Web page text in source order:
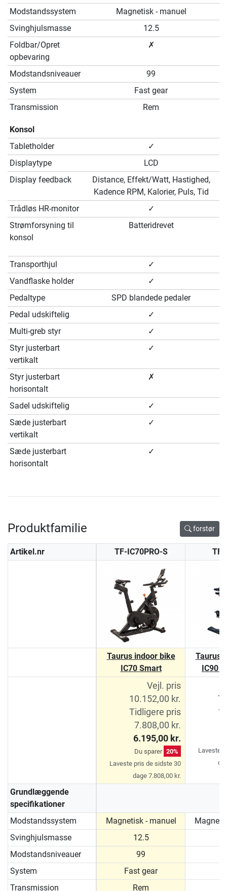
Modstandssystem
Magnetisk - manuel
Svinghjulsmasse
12.5
Foldbar/Opret
opbevaring
✗
Modstandsniveauer
99
System
Fast gear
Transmission
Rem
Konsol
Tabletholder
✓
Displaytype
LCD
Display feedback
Distance, Effekt/Watt, Hastighed,
Kadence RPM, Kalorier, Puls, Tid
Trådløs HR-monitor
✓
Strømforsyning til
konsol
Batteridrevet
Transporthjul
✓
Vandflaske holder
✓
Pedaltype
SPD blandede pedaler
Pedal udskiftelig
✓
Multi-greb styr
✓
Styr justerbart
vertikalt
✓
Styr justerbart
horisontalt
✗
Sadel udskiftelig
✓
Sæde justerbart
vertikalt
✓
Sæde justerbart
horisontalt
✓
Produktfamilie forstør
Artikel.nr TF-IC70PRO-S TF-
Taurus indoor bike
IC70 Smart
Taurus
IC90
Vejl. pris
10.152,00 kr.
Tidligere pris
7.808,00 kr.
6.195,00 kr.
Du sparer 20%
Laveste pris de sidste 30
dage 7.808,00 kr.
Laveste
Grundlæggende
specifikationer
Modstandssystem
Magnetisk - manuel
Svinghjulsmasse
12.5
Modstandsniveauer
99
System
Fast gear
Transmission
Rem